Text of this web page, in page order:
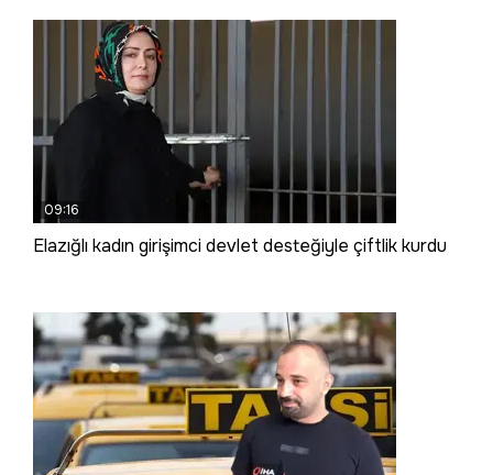
09:16
Elazığlı kadın girişimci devlet desteğiyle çiftlik kurdu